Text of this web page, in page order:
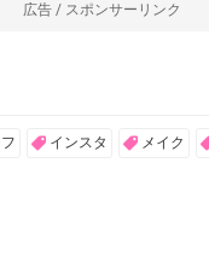
広告 / スポンサーリンク
インスタ メイク